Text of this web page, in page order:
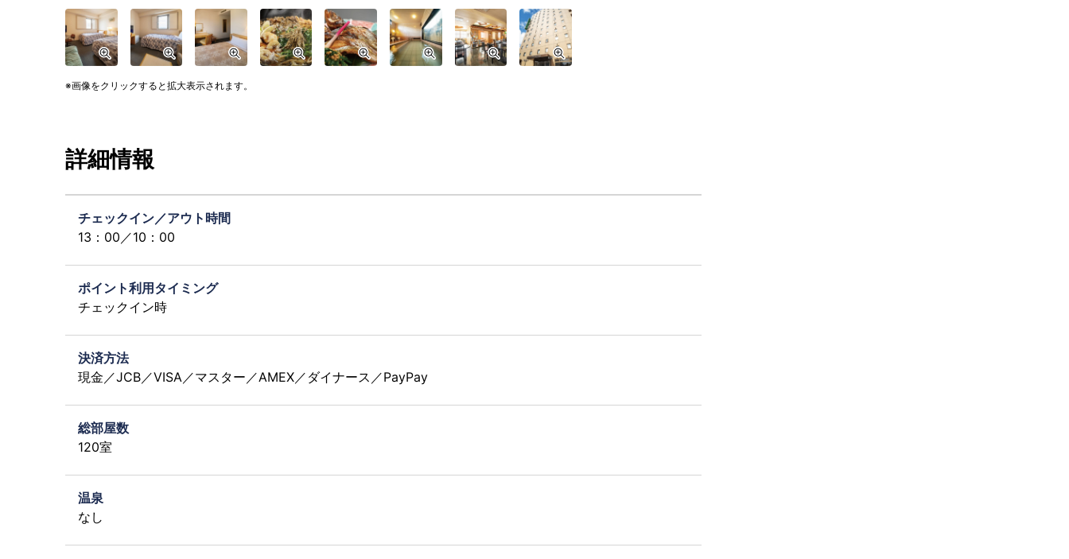
画像をクリックすると拡大表示されます。
詳細情報
チェックイン／アウト時間
13：00／10：00
ポイント利用タイミング
チェックイン時
決済方法
現金／JCB／VISA／マスター／AMEX／ダイナース／PayPay
総部屋数
120室
温泉
なし